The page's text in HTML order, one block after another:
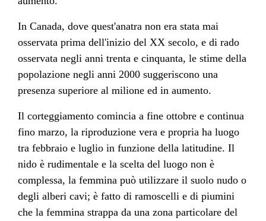
In Canada, dove quest'anatra non era stata mai
osservata prima dell'inizio del XX secolo, e di rado
osservata negli anni trenta e cinquanta, le stime della
popolazione negli anni 2000 suggeriscono una
presenza superiore al milione ed in aumento.
Il corteggiamento comincia a fine ottobre e continua
fino marzo, la riproduzione vera e propria ha luogo
tra febbraio e luglio in funzione della latitudine. Il
nido è rudimentale e la scelta del luogo non è
complessa, la femmina può utilizzare il suolo nudo o
degli alberi cavi; è fatto di ramoscelli e di piumini
che la femmina strappa da una zona particolare del